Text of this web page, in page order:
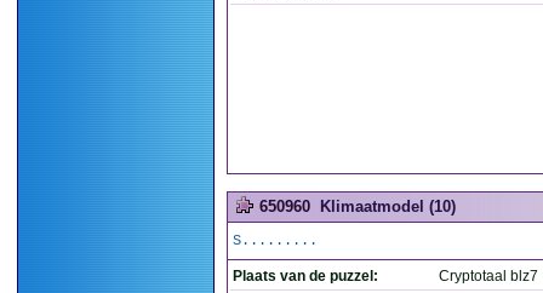
650960 Klimaatmodel (10)
S.........
Plaats van de puzzel:
Cryptotaal blz7